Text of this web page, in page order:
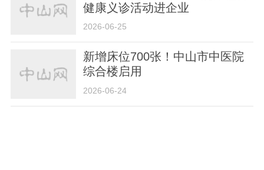
健康义诊活动进企业
2026-06-25
新增床位700张！中山市中医院
综合楼启用
2026-06-24